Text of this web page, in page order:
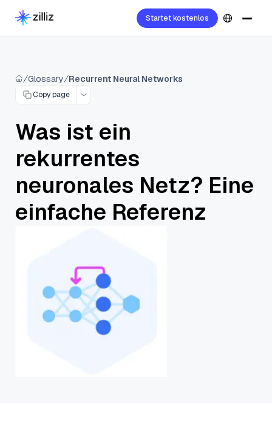
Startet kostenlos
Glossary Recurrent Neural Networks
Copy page
Was ist ein
rekurrentes
neuronales Netz? Eine
einfache Referenz